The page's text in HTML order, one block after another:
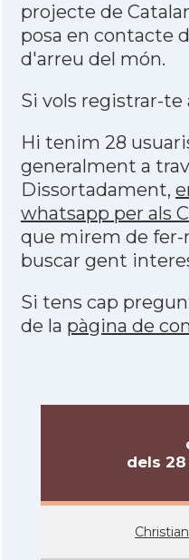
projecte de
posa en contacte
d'arreu del món.
Si vols registrar-te
Hi tenim 28
generalment a
Dissortadament,
whatsapp per als
que mirem de fer-
buscar gent
Si tens cap
de la pàgina de
dels
Christian